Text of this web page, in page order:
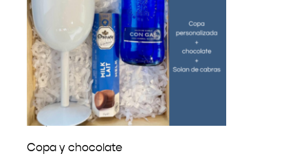
₡18,600
Copa y chocolate